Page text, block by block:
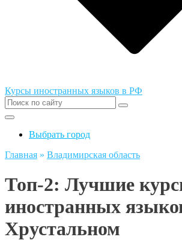
Курсы иностранных языков в РФ
Выбрать город
Главная » Владимирская область
Топ-2: Лучшие
иностранных
Хрустальном